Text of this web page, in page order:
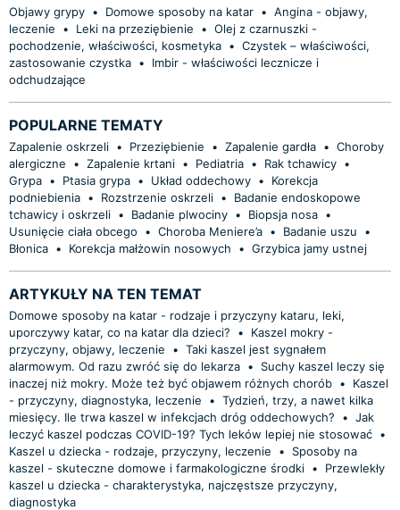
Objawy grypy • Domowe sposoby na katar • Angina - objawy,
leczenie
• Leki na przeziębienie • Olej z czarnuszki -
pochodzenie, właściwości, kosmetyka • Czystek – właściwości,
zastosowanie czystka •
Imbir - właściwości lecznicze i
odchudzające
POPULARNE TEMATY
Zapalenie oskrzeli • Przeziębienie • Zapalenie gardła • Choroby
alergiczne
• Zapalenie krtani • Pediatria • Rak tchawicy •
Grypa • Ptasia grypa • Układ oddechowy •
Korekcja
podniebienia • Rozstrzenie oskrzeli •
Badanie endoskopowe
tchawicy i oskrzeli • Badanie plwociny • Biopsja nosa •
Usunięcie ciała obcego
• Choroba Meniere’a • Badanie uszu
•
Błonica • Korekcja małżowin nosowych • Grzybica jamy ustnej
ARTYKUŁY NA TEN TEMAT
Domowe sposoby na katar - rodzaje i przyczyny kataru, leki,
uporczywy katar, co na katar dla dzieci?
•
Kaszel mokry -
przyczyny, objawy, leczenie
• Taki kaszel jest sygnałem
alarmowym. Od razu zwróć się do lekarza •
Suchy kaszel leczy się
inaczej niż mokry. Może też być objawem różnych chorób •
Kaszel
- przyczyny, diagnostyka, leczenie
• Tydzień, trzy, a nawet kilka
miesięcy. Ile trwa kaszel w infekcjach dróg oddechowych?
• Jak
leczyć kaszel podczas COVID-19? Tych leków lepiej nie stosować •
Kaszel u dziecka - rodzaje, przyczyny, leczenie
•
Sposoby na
kaszel - skuteczne domowe i farmakologiczne środki •
Przewlekły
kaszel u dziecka - charakterystyka, najczęstsze przyczyny,
diagnostyka